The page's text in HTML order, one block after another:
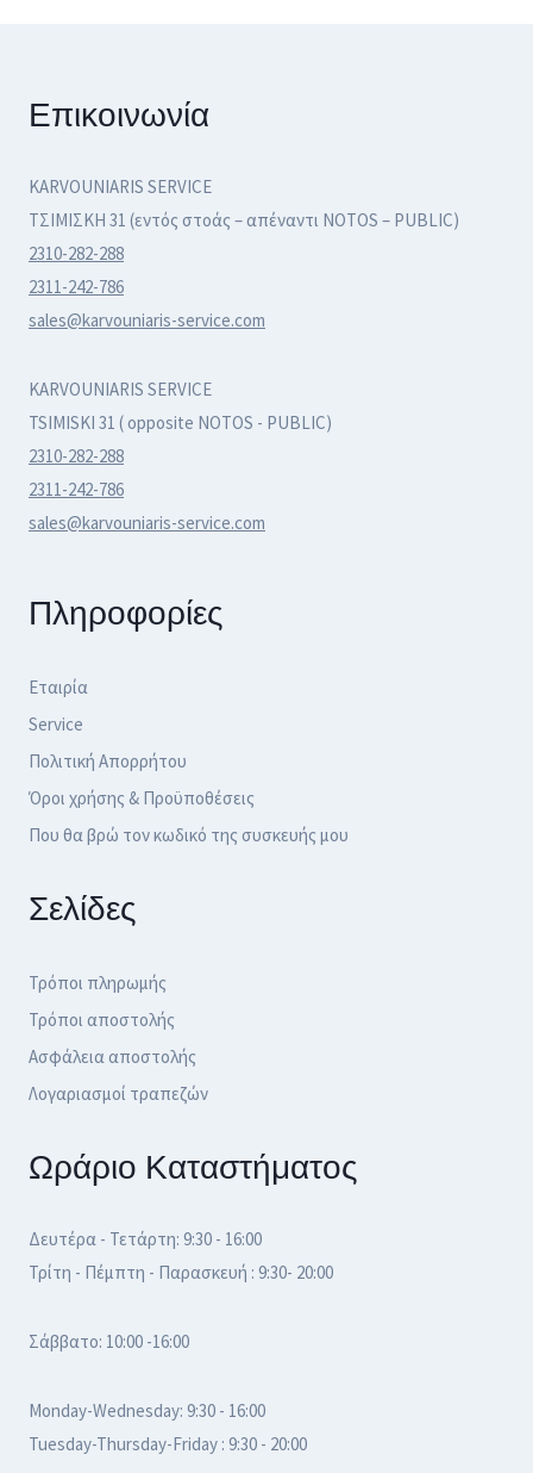
Επικοινωνία
KARVOUNIARIS SERVICE
ΤΣΙΜΙΣΚΗ 31 (εντός στοάς – απέναντι NOTOS – PUBLIC)
2310-282-288
2311-242-786
sales@karvouniaris-service.com
KARVOUNIARIS SERVICE
TSIMISKI 31 ( opposite NOTOS - PUBLIC)
2310-282-288
2311-242-786
sales@karvouniaris-service.com
Πληροφορίες
Εταιρία
Service
Πολιτική Απορρήτου
Όροι χρήσης & Προϋποθέσεις
Που θα βρώ τον κωδικό της συσκευής μου
Σελίδες
Τρόποι πληρωμής
Τρόποι αποστολής
Ασφάλεια αποστολής
Λογαριασμοί τραπεζών
Ωράριο Καταστήματος
Δευτέρα - Τετάρτη: 9:30 - 16:00
Τρίτη - Πέμπτη - Παρασκευή : 9:30- 20:00
Σάββατο: 10:00 -16:00
Monday-Wednesday: 9:30 - 16:00
Tuesday-Thursday-Friday : 9:30 - 20:00